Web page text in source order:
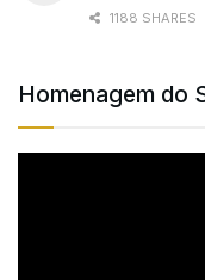
1188 SHARES
Homenagem do